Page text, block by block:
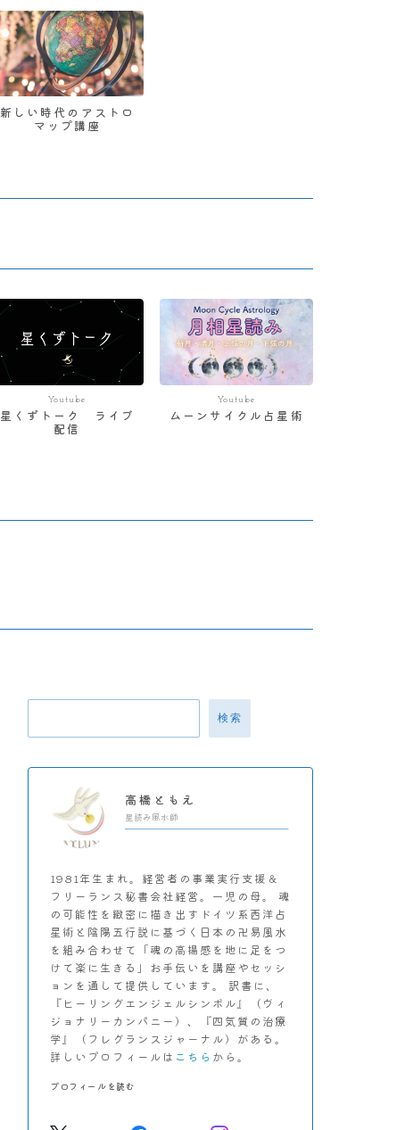
新しい時代のアストロ
マップ講座
Youtube
星くずトーク ライブ
配信
Youtube
ムーンサイクル占星術
検索
高橋ともえ
星読み風水師
1981年生まれ。経営者の事業実行支援＆
フリーランス秘書会社経営。一児の母。 魂
の可能性を緻密に描き出すドイツ系西洋占
星術と陰陽五行説に基づく日本の卍易風水
を組み合わせて「魂の高揚感を地に足をつ
けて楽に生きる」お手伝いを講座やセッシ
ョンを通して提供しています。 訳書に、
『ヒーリングエンジェルシンボル』（ヴィ
ジョナリーカンパニー）、『四気質の治療
学』（フレグランスジャーナル）がある。
詳しいプロフィールは こちら から。
プロフィールを読む